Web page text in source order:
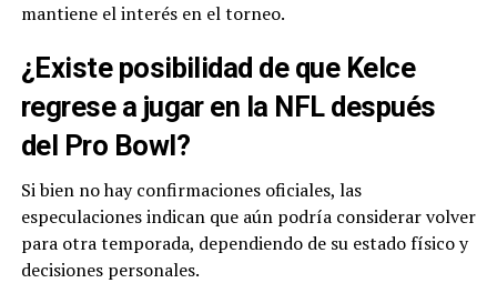
mantiene el interés en el torneo.
¿Existe posibilidad de que Kelce
regrese a jugar en la NFL después
del Pro Bowl?
Si bien no hay confirmaciones oficiales, las
especulaciones indican que aún podría considerar volver
para otra temporada, dependiendo de su estado físico y
decisiones personales.